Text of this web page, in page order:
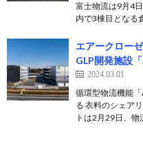
富士物流は9月4
内で3棟目となる
エアークロー
GLP開発施設
2024.03.01
循環型物流機能
る 衣料のシェア
トは2月29日、